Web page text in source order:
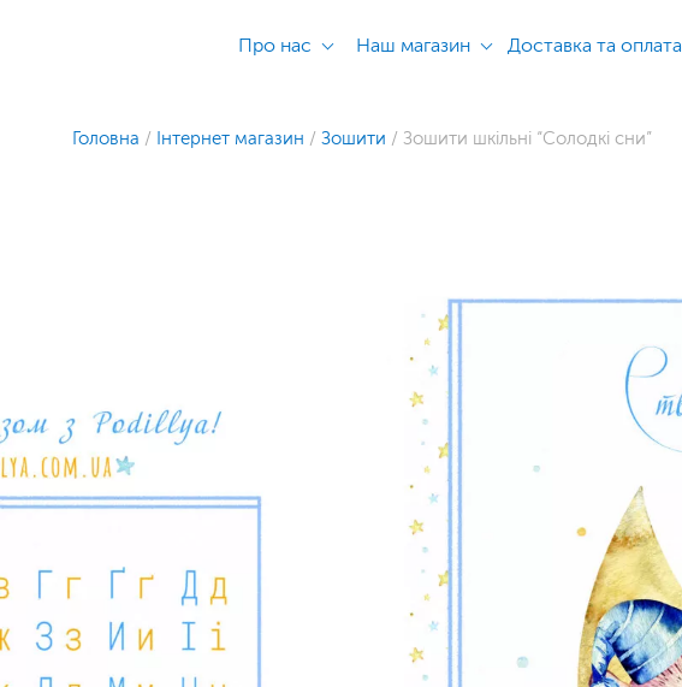
Головна / Інтернет магазин / Зошити / Зошити шкільні “Солодкі сни”
Про нас Наш магазин Доставка та оплата